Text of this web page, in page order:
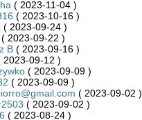
( 2023-11-04 )
( 2023-10-16 )
( 2023-09-24 )
( 2023-09-22 )
B( 2023-09-16 )
09-12 )
( 2023-09-09 )
( 2023-09-09 )
( 2023-09-02 )
( 2023-09-02 )
( 2023-08-24 )